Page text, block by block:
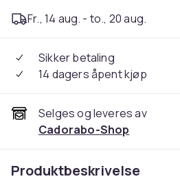
Fr., 14 aug. - to., 20 aug.
Sikker betaling
14 dagers åpent kjøp
Selges og leveres av
Cadorabo-Shop
Produktbeskrivelse